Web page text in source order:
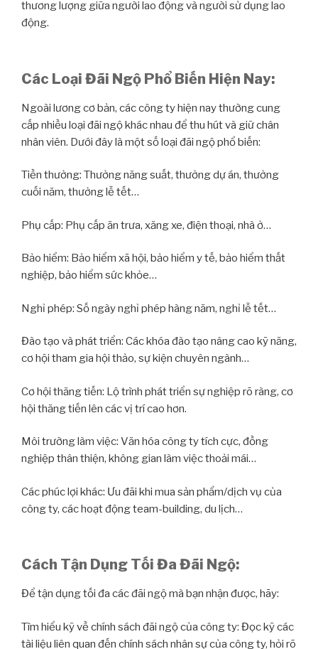
thương lượng giữa người lao động và người sử dụng lao
động.
Các Loại Đãi Ngộ Phổ Biến Hiện Nay:
Ngoài lương cơ bản, các công ty hiện nay thường cung
cấp nhiều loại đãi ngộ khác nhau để thu hút và giữ chân
nhân viên. Dưới đây là một số loại đãi ngộ phổ biến:
Tiền thưởng: Thưởng năng suất, thưởng dự án, thưởng
cuối năm, thưởng lễ tết…
Phụ cấp: Phụ cấp ăn trưa, xăng xe, điện thoại, nhà ở…
Bảo hiểm: Bảo hiểm xã hội, bảo hiểm y tế, bảo hiểm thất
nghiệp, bảo hiểm sức khỏe…
Nghỉ phép: Số ngày nghỉ phép hàng năm, nghỉ lễ tết…
Đào tạo và phát triển: Các khóa đào tạo nâng cao kỹ năng,
cơ hội tham gia hội thảo, sự kiện chuyên ngành…
Cơ hội thăng tiến: Lộ trình phát triển sự nghiệp rõ ràng, cơ
hội thăng tiến lên các vị trí cao hơn.
Môi trường làm việc: Văn hóa công ty tích cực, đồng
nghiệp thân thiện, không gian làm việc thoải mái…
Các phúc lợi khác: Ưu đãi khi mua sản phẩm/dịch vụ của
công ty, các hoạt động team-building, du lịch…
Cách Tận Dụng Tối Đa Đãi Ngộ:
Để tận dụng tối đa các đãi ngộ mà bạn nhận được, hãy:
Tìm hiểu kỹ về chính sách đãi ngộ của công ty: Đọc kỹ các
tài liệu liên quan đến chính sách nhân sự của công ty, hỏi rõ